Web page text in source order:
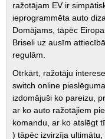
ražotājam EV ir
ieprogrammēta auto
Domājams, tāpēc
Briseli uz ausīm
regulām.
Otrkārt, ražotāju
switch online
izdomājuši ko pareizu,
ar ko auto ražotājiem
komandu, ar ko atslēgt
) tāpēc izvirzīja